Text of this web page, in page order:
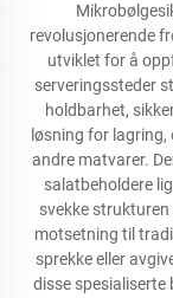
revolusjonerende
utviklet for å
serveringssteder
holdbarhet,
løsning for
andre matvarer.
salatbeholdere
svekke
motsetning til
sprekke eller
disse